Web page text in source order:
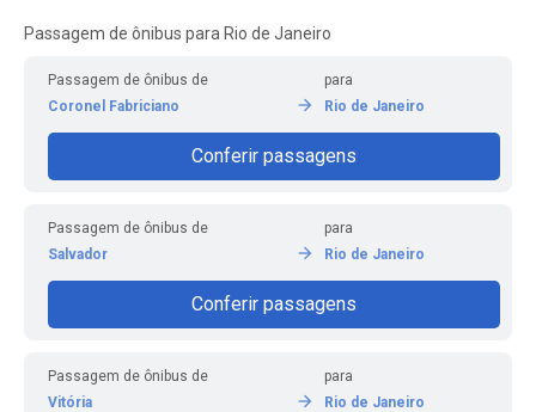
Passagem de ônibus para Rio de Janeiro
Passagem de ônibus de
Coronel Fabriciano
para
Rio de Janeiro
Conferir passagens
Passagem de ônibus de
Salvador
para
Rio de Janeiro
Conferir passagens
Passagem de ônibus de
Vitória
para
Rio de Janeiro